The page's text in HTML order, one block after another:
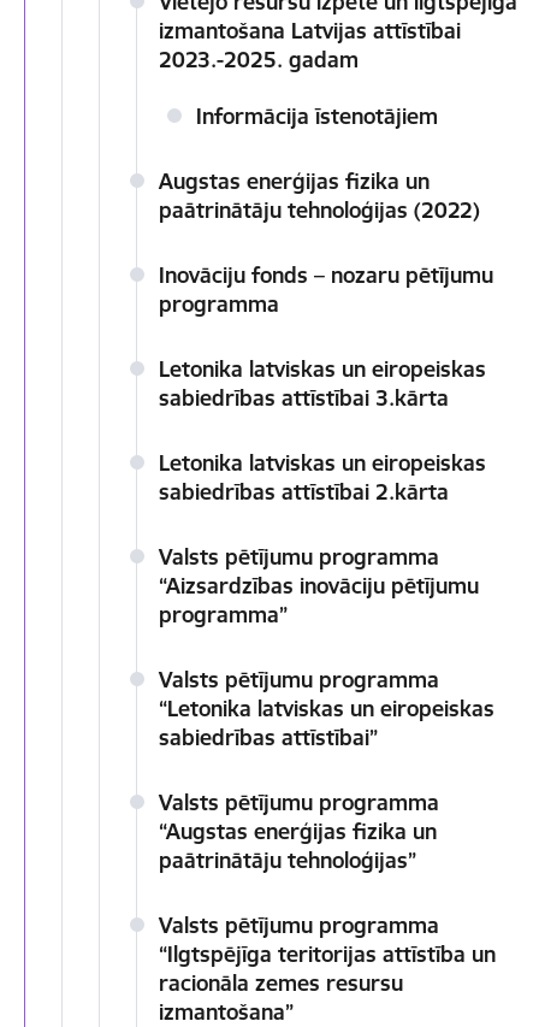
izmantošana Latvijas attīstībai
2023.-2025. gadam
Informācija īstenotājiem
Augstas enerģijas fizika un
paātrinātāju tehnoloģijas (2022)
Inovāciju fonds – nozaru pētījumu
programma
Letonika latviskas un eiropeiskas
sabiedrības attīstībai 3.kārta
Letonika latviskas un eiropeiskas
sabiedrības attīstībai 2.kārta
Valsts pētījumu programma
“Aizsardzības inovāciju pētījumu
programma”
Valsts pētījumu programma
“Letonika latviskas un eiropeiskas
sabiedrības attīstībai”
Valsts pētījumu programma
“Augstas enerģijas fizika un
paātrinātāju tehnoloģijas”
Valsts pētījumu programma
“Ilgtspējīga teritorijas attīstība un
racionāla zemes resursu
izmantošana”